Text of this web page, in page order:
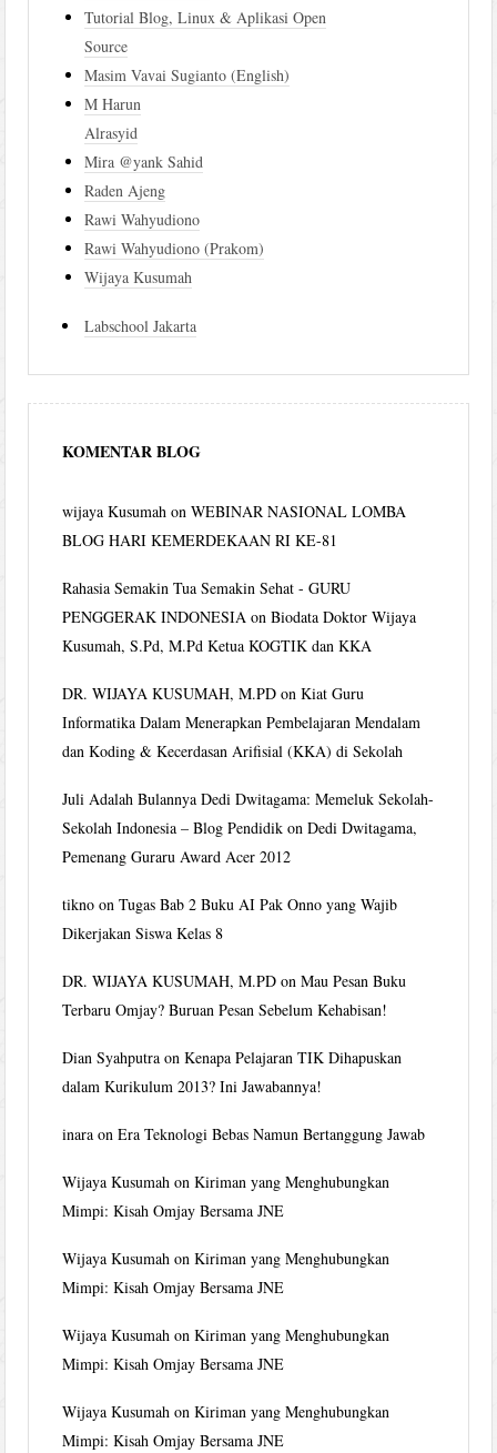
Tutorial Blog, Linux & Aplikasi Open
Source
Masim Vavai Sugianto (English)
M Harun
Alrasyid
Mira @yank Sahid
Raden Ajeng
Rawi Wahyudiono
Rawi Wahyudiono (Prakom)
Wijaya Kusumah
Labschool Jakarta
KOMENTAR BLOG
wijaya Kusumah onWEBINAR NASIONAL LOMBA
BLOG HARI KEMERDEKAAN RI KE-81
Rahasia Semakin Tua Semakin Sehat - GURU
PENGGERAK INDONESIA onBiodata Doktor Wijaya
Kusumah, S.Pd, M.Pd Ketua KOGTIK dan KKA
DR. WIJAYA KUSUMAH, M.PD onKiat Guru
Informatika Dalam Menerapkan Pembelajaran Mendalam
dan Koding & Kecerdasan Arifisial (KKA) di Sekolah
Juli Adalah Bulannya Dedi Dwitagama: Memeluk Sekolah-
Sekolah Indonesia – Blog Pendidik onDedi Dwitagama,
Pemenang Guraru Award Acer 2012
tikno onTugas Bab 2 Buku AI Pak Onno yang Wajib
Dikerjakan Siswa Kelas 8
DR. WIJAYA KUSUMAH, M.PD onMau Pesan Buku
Terbaru Omjay? Buruan Pesan Sebelum Kehabisan!
Dian Syahputra onKenapa Pelajaran TIK Dihapuskan
dalam Kurikulum 2013? Ini Jawabannya!
inara onEra Teknologi Bebas Namun Bertanggung Jawab
Wijaya Kusumah onKiriman yang Menghubungkan
Mimpi: Kisah Omjay Bersama JNE
Wijaya Kusumah onKiriman yang Menghubungkan
Mimpi: Kisah Omjay Bersama JNE
Wijaya Kusumah onKiriman yang Menghubungkan
Mimpi: Kisah Omjay Bersama JNE
Wijaya Kusumah onKiriman yang Menghubungkan
Mimpi: Kisah Omjay Bersama JNE